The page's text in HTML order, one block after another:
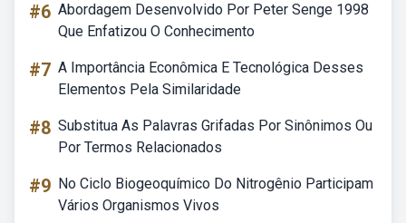
#6 Abordagem Desenvolvido Por Peter Senge 1998
Que Enfatizou O Conhecimento
#7 A Importância Econômica E Tecnológica Desses
Elementos Pela Similaridade
#8 Substitua As Palavras Grifadas Por Sinônimos Ou
Por Termos Relacionados
#9 No Ciclo Biogeoquímico Do Nitrogênio Participam
Vários Organismos Vivos